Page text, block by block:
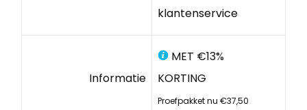
klantenservice
Informatie
MET €13%
KORTING
Proefpakket nu €37,50